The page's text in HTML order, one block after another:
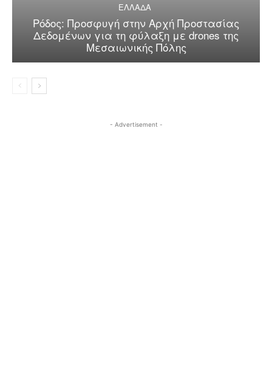
ΕΛΛΑΔΑ
Ρόδος: Προσφυγή στην Αρχή Προστασίας
Δεδομένων για τη φύλαξη με drones της
Μεσαιωνικής Πόλης
- Advertisement -